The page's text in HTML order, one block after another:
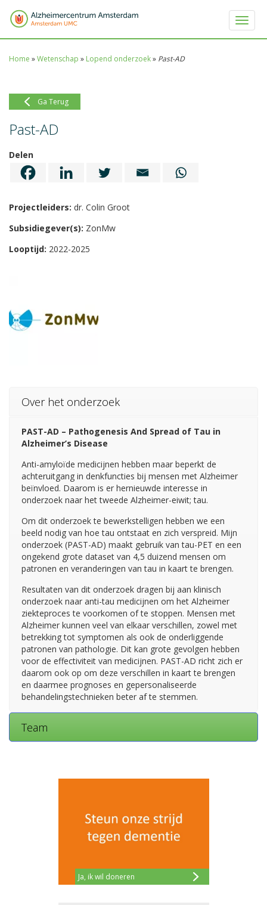
Toggle
Home »Wetenschap » Lopend onderzoek» Past-AD
Ga Terug
Past-AD
Delen
Projectleiders: dr. Colin Groot
Subsidiegever(s): ZonMw
Looptijd: 2022-2025
Over het onderzoek
PAST-AD – Pathogenesis And Spread of Tau in
Alzheimer’s Disease
Anti-amyloïde medicijnen hebben maar beperkt de
achteruitgang in denkfuncties bij mensen met Alzheimer
beïnvloed. Daarom is er hernieuwde interesse in
onderzoek naar het tweede Alzheimer-eiwit; tau.
Om dit onderzoek te bewerkstelligen hebben we een
beeld nodig van hoe tau ontstaat en zich verspreid. Mijn
onderzoek (PAST-AD) maakt gebruik van tau-PET en een
ongekend grote dataset van 4,5 duizend mensen om
patronen en veranderingen van tau in kaart te brengen.
Resultaten van dit onderzoek dragen bij aan klinisch
onderzoek naar anti-tau medicijnen om het Alzheimer
ziekteproces te voorkomen of te stoppen. Mensen met
Alzheimer kunnen veel van elkaar verschillen, zowel met
betrekking tot symptomen als ook de onderliggende
patronen van pathologie. Dit kan grote gevolgen hebben
voor de effectiviteit van medicijnen. PAST-AD richt zich er
daarom ook op om deze verschillen in kaart te brengen
en daarmee prognoses en gepersonaliseerde
behandelingstechnieken beter af te stemmen.
Team
Ja, ik wil doneren